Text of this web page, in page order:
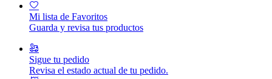
Mi lista de Favoritos
Guarda y revisa tus productos
Sigue tu pedido
Revisa el estado actual de tu pedido.